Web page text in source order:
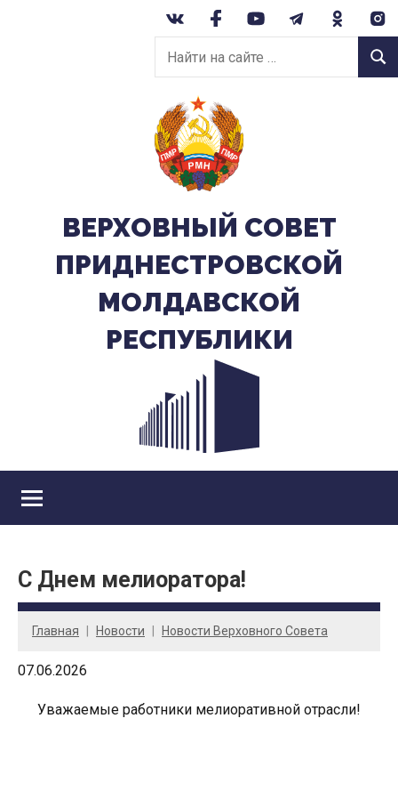
Найти
на
сайте:
ВЕРХОВНЫЙ CОВЕТ
ПРИДНЕСТРОВСКОЙ
МОЛДАВСКОЙ
РЕСПУБЛИКИ
С Днем мелиоратора!
Главная Новости Новости Верховного Совета
07.06.2026
Уважаемые работники мелиоративной отрасли!